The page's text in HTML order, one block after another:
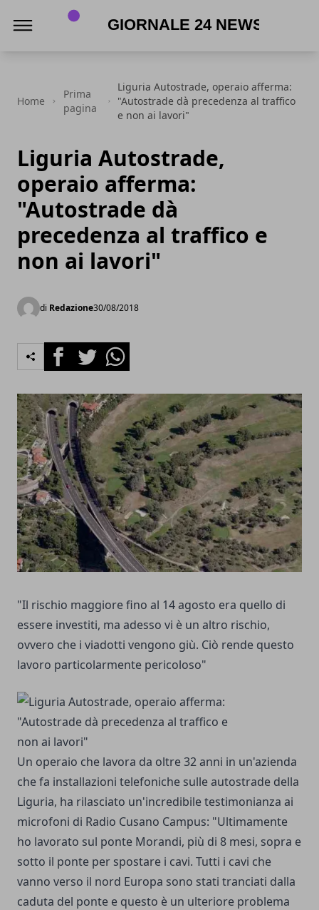
Home
Prima
pagina
Liguria Autostrade, operaio afferma:
"Autostrade dà precedenza al traffico
e non ai lavori"
Liguria Autostrade,
operaio afferma:
"Autostrade dà
precedenza al traffico e
non ai lavori"
di Redazione30/08/2018
FacebookTwitterWhatsapp
"Il rischio maggiore fino al 14 agosto era quello di
essere investiti, ma adesso vi è un altro rischio,
ovvero che i viadotti vengono giù. Ciò rende questo
lavoro particolarmente pericoloso"
Un operaio che lavora da oltre 32 anni in un'azienda
che fa installazioni telefoniche sulle autostrade della
Liguria, ha rilasciato un'incredibile testimonianza ai
microfoni di Radio Cusano Campus: "Ultimamente
ho lavorato sul ponte Morandi, più di 8 mesi, sopra e
sotto il ponte per spostare i cavi. Tutti i cavi che
vanno verso il nord Europa sono stati tranciati dalla
caduta del ponte e questo è un ulteriore problema